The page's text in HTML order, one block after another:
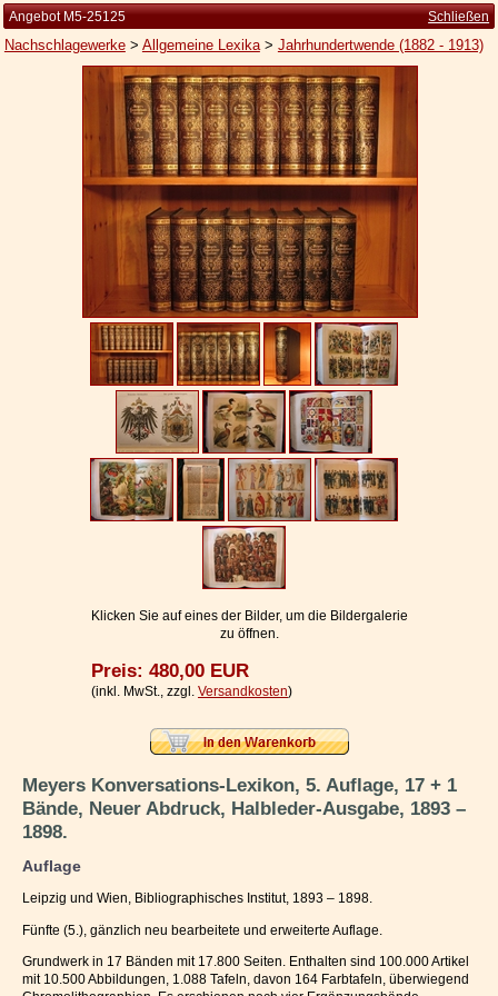
Kleine Kulturgeschichte
Die Brockhaus Auflagen
Zu den Angeboten
Widerrufsbelehrung
Geschäftsbedingungen
Datenschutzerklärung
Impressum / Kontakt
Angebot M5-25125 Schließen
Nachschlagewerke> Allgemeine Lexika> Jahrhundertwende (1882 - 1913)
Klicken Sie auf eines der Bilder, um die Bildergalerie
zu öffnen.
Preis: 480,00 EUR
(inkl. MwSt., zzgl. Versandkosten)
Meyers Konversations-Lexikon, 5. Auflage, 17 + 1
Bände, Neuer Abdruck, Halbleder-Ausgabe, 1893 –
1898.
Auflage
Leipzig und Wien, Bibliographisches Institut, 1893 – 1898.
Fünfte (5.), gänzlich neu bearbeitete und erweiterte Auflage.
Grundwerk in 17 Bänden mit 17.800 Seiten. Enthalten sind 100.000 Artikel
mit 10.500 Abbildungen, 1.088 Tafeln, davon 164 Farbtafeln, überwiegend